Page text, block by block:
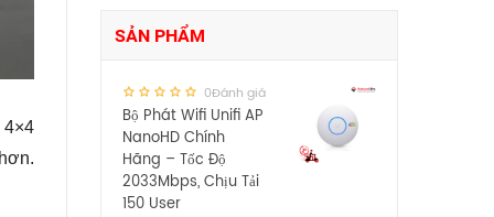
4×4
SẢN PHẨM
0Đánh giá
Bộ Phát Wifi Unifi AP
NanoHD Chính
Hãng – Tốc Độ
2033Mbps, Chịu Tải
150 User